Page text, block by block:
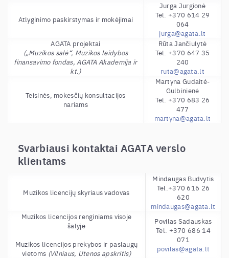
Atlyginimo paskirstymas ir mokėjimai
Jurga Jurgionė
Tel. +370 614 29
064
jurga@agata.lt
AGATA projektai
(„Muzikos salė“, Muzikos leidybos
finansavimo fondas, AGATA Akademija ir
kt.)
Rūta Jančiulytė
Tel. +370 647 35
240
ruta@agata.lt
Teisinės, mokesčių konsultacijos
nariams
Martyna Gudaitė-
Gulbinienė
Tel. +370 683 26
477
martyna@agata.lt
Svarbiausi kontaktai AGATA verslo
klientams
Muzikos licencijų skyriaus vadovas
Mindaugas Budvytis
Tel.+370 616 26
620
mindaugas@agata.lt
Muzikos licencijos renginiams visoje
šalyje
Muzikos licencijos prekybos ir paslaugų
vietoms (Vilniaus, Utenos apskritis)
Povilas Sadauskas
Tel. +370 686 14
071
povilas@agata.lt